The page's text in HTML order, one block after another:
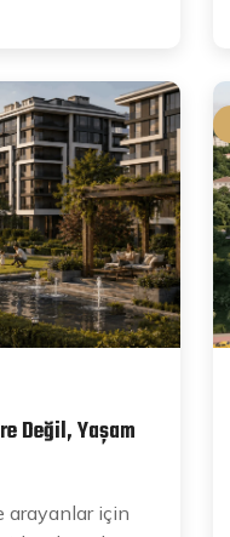
Değil, Yaşam
arayanlar için